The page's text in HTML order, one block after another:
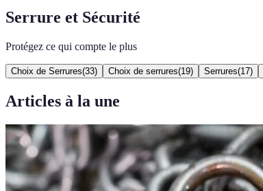
Serrure et Sécurité
Protégez ce qui compte le plus
Choix de Serrures(33) Choix de serrures(19) Serrures(17)
Articles à la une